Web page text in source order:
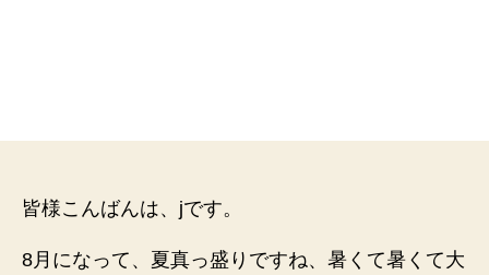
皆様こんばんは、jです。
8月になって、夏真っ盛りですね、暑くて暑くて大